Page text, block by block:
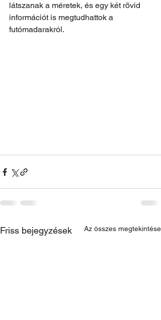
látszanak a méretek, és egy két rövid
információt is megtudhattok a
futómadarakról.
Friss bejegyzések Az összes megtekintése